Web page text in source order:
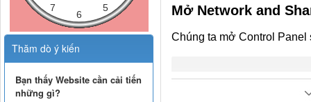
Mở Network and
Chúng ta mở Control Panel
Thăm dò ý kiến
Bạn thấy Website cần cải tiến
những gì?